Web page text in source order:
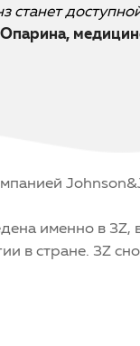
станет
именно в 3Z,
в стране. 3Z